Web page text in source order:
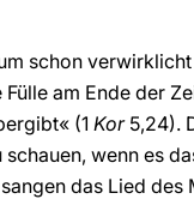
schon
am Ende der
(1 Kor5,24).
wenn es
das Lied des